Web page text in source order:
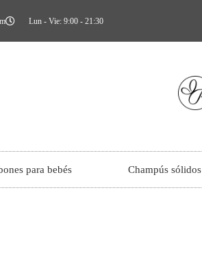
Lun - Vie: 9:00 - 21:30
para bebés Champús sólidos